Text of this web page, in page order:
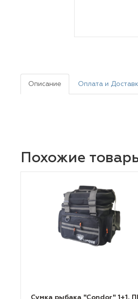
Описание Оплата и
Похожие
Сумка рыбака "Condor" 1+1,